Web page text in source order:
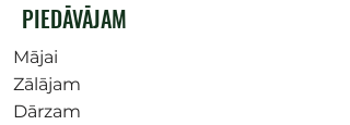
PIEDĀVĀJAM
Mājai
Zālājam
Dārzam